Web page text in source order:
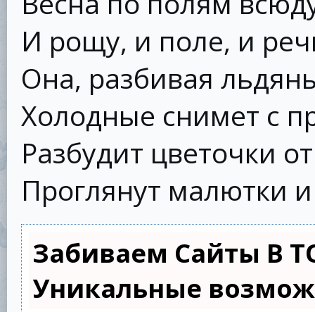
И рощу, и поле, и
Она, разбивая
Холодные снимет с
Разбудит цветочки
Проглянут малютки
Забиваем Сайты В
Уникальные